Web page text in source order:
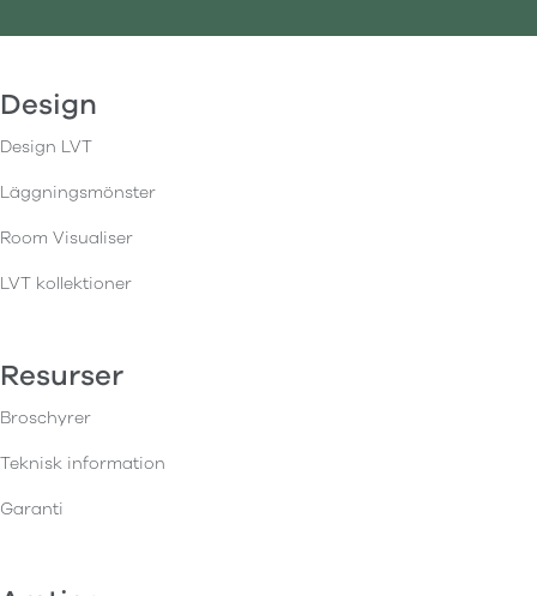
Design
Design LVT
Läggningsmönster
Room Visualiser
LVT kollektioner
Resurser
Broschyrer
Teknisk information
Garanti